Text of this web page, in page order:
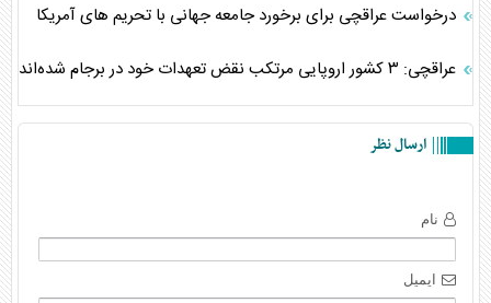
درخواست عراقچی برای برخورد جامعه جهانی با تحریم های آمریکا
عراقچی: ۳ کشور اروپایی مرتکب نقض تعهدات خود در برجام شده‌‌اند
ارسال نظر
نام
ایمیل